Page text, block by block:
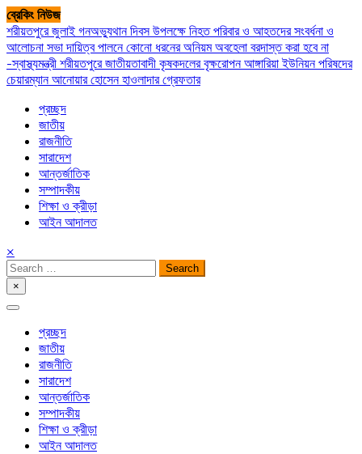
Skip
to
content
ব্রেকিং নিউজ
শরীয়তপুরে জুলাই গনঅভ্যুথান দিবস উপলক্ষে নিহত পরিবার ও আহতদের সংবর্ধনা ও
আলোচনা সভাদায়িত্ব পালনে কোনো ধরনের অনিয়ম অবহেলা বরদাস্ত করা হবে না
-স্বাস্থ্যমন্ত্রী শরীয়তপুরে জাতীয়তাবাদী কৃষকদলের বৃক্ষরোপনআঙ্গারিয়া ইউনিয়ন পরিষদের
চেয়ারম্যান আনোয়ার হোসেন হাওলাদার গ্রেফতার
প্রচ্ছদ
জাতীয়
রাজনীতি
সারাদেশ
আন্তর্জাতিক
সম্পাদকীয়
শিক্ষা ও ক্রীড়া
আইন আদালত
×
Search
for:
×
প্রচ্ছদ
জাতীয়
রাজনীতি
সারাদেশ
আন্তর্জাতিক
সম্পাদকীয়
শিক্ষা ও ক্রীড়া
আইন আদালত